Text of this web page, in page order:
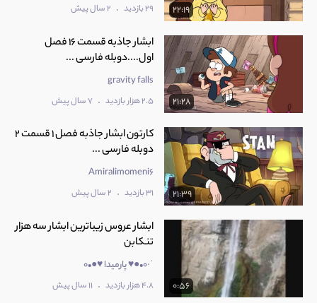
22:19 29 بازدید . 2 سال پیش
21:28
ابشار جاذبه قسمت 16 فصل
اول....دوبله فارسی ...
gravity falls
2.5 هزار بازدید . 7 سال پیش
21:39
کارتون ابشار جاذبه فصل 1 قسمت 2
دوبله فارسی ...
Amiralimomeni6
31 بازدید . 2 سال پیش
0:56
ابشار عروس زیباترین ابشار سه هزار
تنکابن
˙·٠•●♥ پارمیدا ♥●•٠
4.8 هزار بازدید . 11 سال پیش